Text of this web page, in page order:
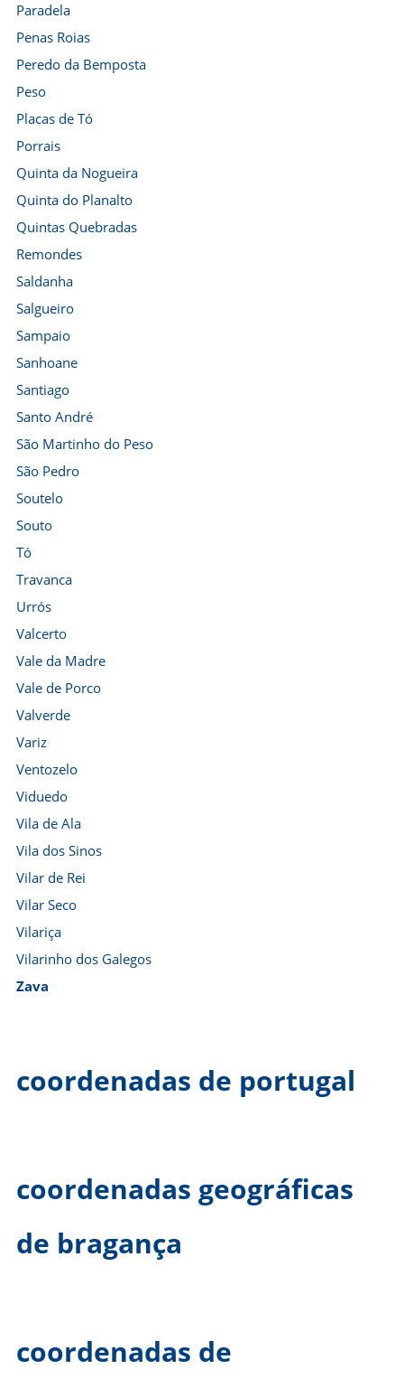
Paradela
Penas Roias
Peredo da Bemposta
Peso
Placas de Tó
Porrais
Quinta da Nogueira
Quinta do Planalto
Quintas Quebradas
Remondes
Saldanha
Salgueiro
Sampaio
Sanhoane
Santiago
Santo André
São Martinho do Peso
São Pedro
Soutelo
Souto
Tó
Travanca
Urrós
Valcerto
Vale da Madre
Vale de Porco
Valverde
Variz
Ventozelo
Viduedo
Vila de Ala
Vila dos Sinos
Vilar de Rei
Vilar Seco
Vilariça
Vilarinho dos Galegos
Zava
coordenadas de portugal
coordenadas geográficas
de bragança
coordenadas de